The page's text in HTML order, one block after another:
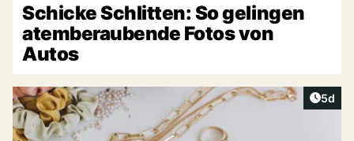
Schicke Schlitten: So gelingen
atemberaubende Fotos von
Autos
5d